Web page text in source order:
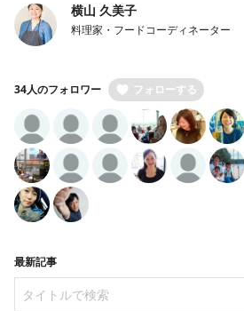
横山 久美子
料理家・フードコーディネーター
34人のフォロワー フォローする
最新記事